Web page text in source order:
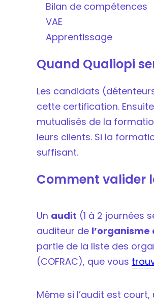
Bilan de compétences
VAE
Apprentissage
Quand Qualiopi
Les candidats
cette certification.
mutualisés de la
leurs clients. Si la
suffisant.
Comment valider
Un audit (1 à 2 journées
auditeur de
partie de la liste des
(COFRAC), que vous
Même si l’audit est